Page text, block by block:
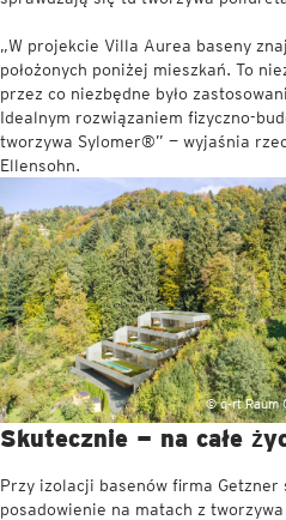
„W projekcie Villa Aurea baseny
położonych poniżej mieszkań. To
przez co niezbędne było
Idealnym rozwiązaniem fizyczno-
tworzywa Sylomer®” — wyjaśnia
Ellensohn.
© q-rt Raum
Skutecznie — na całe
Przy izolacji basenów firma Getzner
posadowienie na matach z